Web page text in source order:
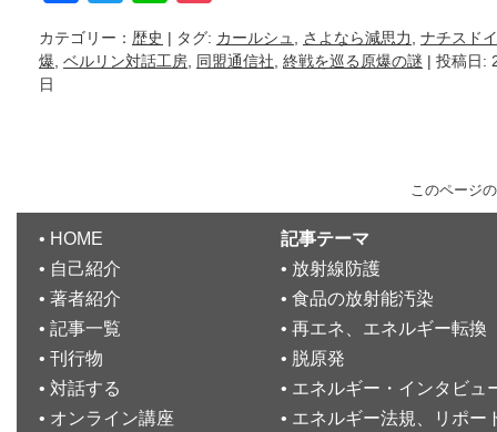
カテゴリー： 歴史 | タグ: カールシュ さよなら減思力
ナチスド
爆 ベルリン対話工房 同盟通信社 終戦を巡る原爆の謎 | 投稿日:
日
このページ